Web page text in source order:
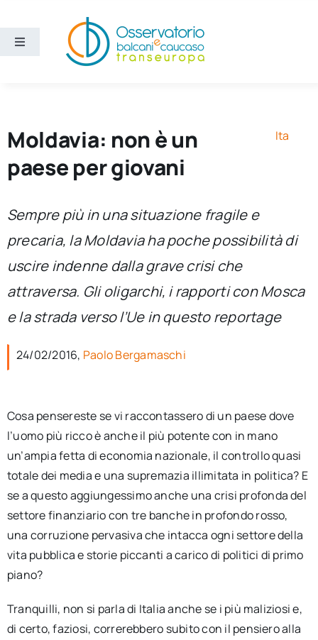
contenuto
Toggle
Ricerca e divulgazione
Sezioni
Chi siamo
per:
Ita
Moldavia: non è un
paese per giovani
Ita
Sempre più in una situazione fragile e
precaria, la Moldavia ha poche possibilità di
uscire indenne dalla grave crisi che
attraversa. Gli oligarchi, i rapporti con Mosca
e la strada verso l’Ue in questo reportage
24/02/2016, Paolo Bergamaschi
Cosa pensereste se vi raccontassero di un paese dove
l’uomo più ricco è anche il più potente con in mano
un’ampia fetta di economia nazionale, il controllo quasi
totale dei media e una supremazia illimitata in politica? E
se a questo aggiungessimo anche una crisi profonda del
settore finanziario con tre banche in profondo rosso,
una corruzione pervasiva che intacca ogni settore della
vita pubblica e storie piccanti a carico di politici di primo
piano?
Tranquilli, non si parla di Italia anche se i più maliziosi e,
di certo, faziosi, correrebbero subito con il pensiero alla